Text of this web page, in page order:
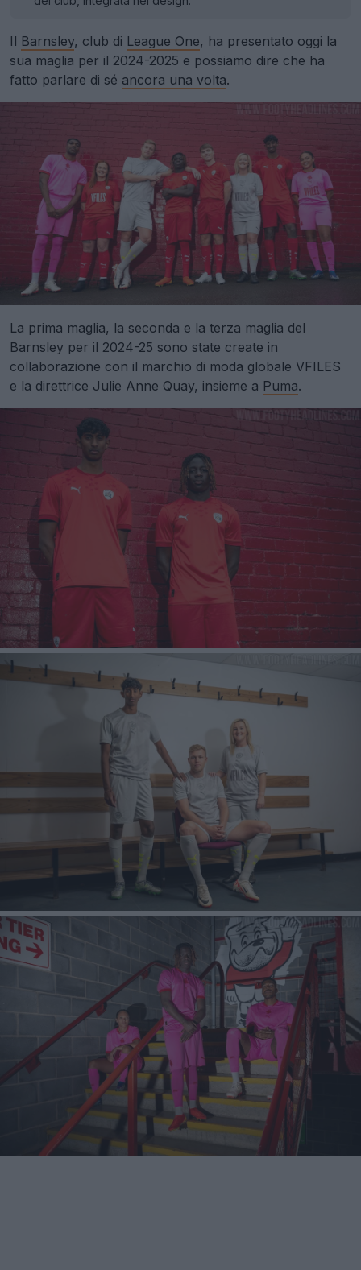
Il Barnsley, club di League One, ha presentato oggi la
sua maglia per il 2024-2025 e possiamo dire che ha
fatto parlare di sé ancora una volta.
La prima maglia, la seconda e la terza maglia del
Barnsley per il 2024-25 sono state create in
collaborazione con il marchio di moda globale VFILES
e la direttrice Julie Anne Quay, insieme a Puma.